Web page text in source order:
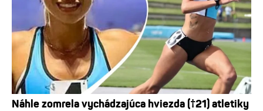
Náhle zomrela vychádzajúca hviezda (†21) atletiky